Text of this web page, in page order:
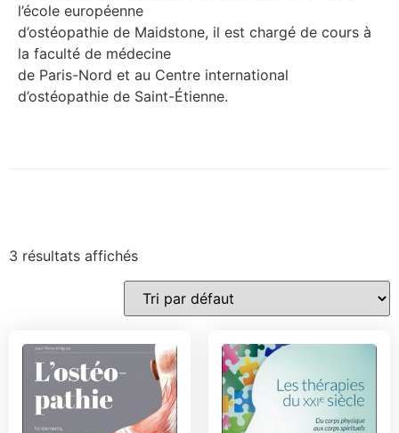
l’école européenne
d’ostéopathie de Maidstone, il est chargé de cours à
la faculté de médecine
de Paris-Nord et au Centre international
d’ostéopathie de Saint-Étienne.
3 résultats affichés